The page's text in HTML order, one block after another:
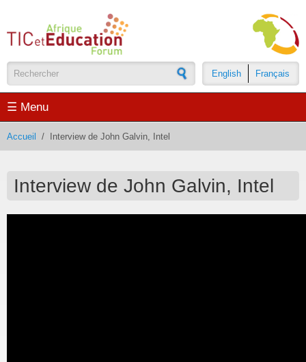
Français
English
Formulaire de recherche
☰ Menu
Accueil / Interview de John Galvin, Intel
Interview de John Galvin, Intel